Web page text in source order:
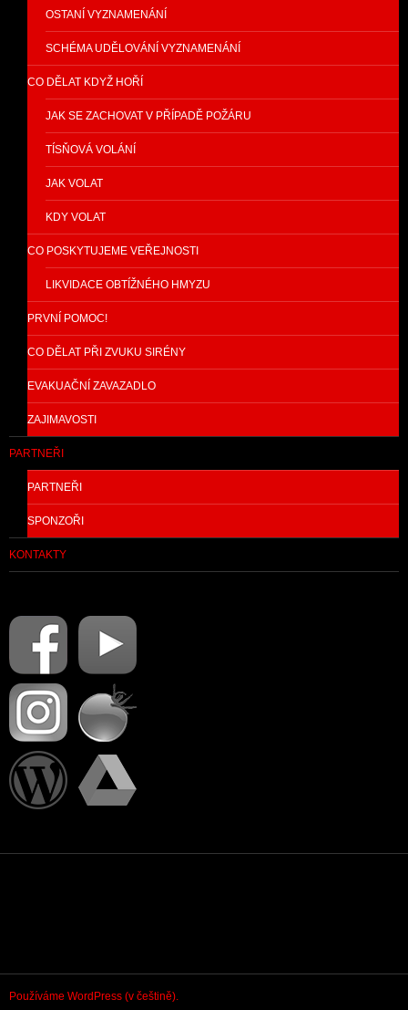
OSTANÍ VYZNAMENÁNÍ
SCHÉMA UDĚLOVÁNÍ VYZNAMENÁNÍ
CO DĚLAT KDYŽ HOŘÍ
JAK SE ZACHOVAT V PŘÍPADĚ POŽÁRU
TÍSŇOVÁ VOLÁNÍ
JAK VOLAT
KDY VOLAT
CO POSKYTUJEME VEŘEJNOSTI
LIKVIDACE OBTÍŽNÉHO HMYZU
PRVNÍ POMOC!
CO DĚLAT PŘI ZVUKU SIRÉNY
EVAKUAČNÍ ZAVAZADLO
ZAJIMAVOSTI
PARTNEŘI
PARTNEŘI
SPONZOŘI
KONTAKTY
Používáme WordPress (v češtině).